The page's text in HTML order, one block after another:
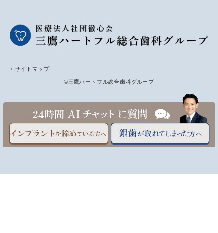
> サイトマップ
©三鷹ハートフル総合歯科グループ